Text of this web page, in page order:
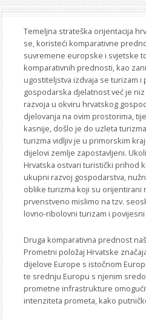
STROJARSTVOSKUP ZRZZ
Temeljna strateška orijentacija
se, koristeći komparativne
suvremene europske i svjetske
komparativnih prednosti, kao
ugostiteljstva izdvaja se turizam i
gospodarska djelatnost već je
razvoja u okviru hrvatskog
djelovanja na ovim prostorima,
kasnije, došlo je do uzleta
turizma vidljiv je u primorskim
dijelovi zemlje zapostavljeni.
Hrvatska ostvari turistički prihod
ukupni razvoj gospodarstva,
oblike turizma koji su orijentirani
prvenstveno mislimo na tzv.
lovno-ribolovni turizam i
Druga komparativna prednost
Prometni položaj Hrvatske
dijelove Europe s istočnom
te srednju Europu s njenim
prometne infrastrukture
intenziteta prometa, kako